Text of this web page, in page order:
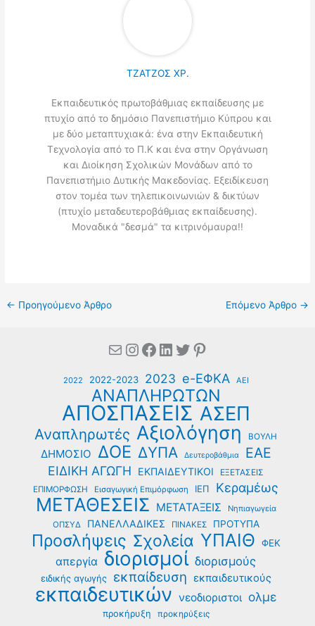
ΤΖΑΤΖΟΣ ΧΡ.
Εκπαιδευτικός πρωτοβάθμιας εκπαίδευσης με
πτυχίο από το δημόσιο Πανεπιστήμιο Κύπρου και
με δύο μεταπτυχιακά: ένα στην Εκπαιδευτική
Τεχνολογία από το Π.Κ και ένα στην Οργάνωση
και Διοίκηση Σχολικών Μονάδων από το
Πανεπιστήμιο Δυτικής Μακεδονίας. Εξειδίκευση
στον τομέα των τηλεπικοινωνιών & δικτύων
(πτυχίο μεταδευτεροβάθμιας εκπαίδευσης).
Μοναδικά "δεσμά" τα κιτρινόμαυρα!!
← Προηγούμενο Άρθρο Επόμενο Άρθρο →
MailInstagram
Facebook
Linkedin
Twitter
Pinterest
2022 2022-2023 2023 e-ΕΦΚΑ ΑΕΙ
ΑΝΑΠΛΗΡΩΤΩΝ
ΑΠΟΣΠΑΣΕΙΣ ΑΣΕΠ
Αναπληρωτές Αξιολόγηση ΒΟΥΛΗ
ΔΗΜΟΣΙΟ ΔΟΕ ΔΥΠΑ Δευτεροβάθμια ΕΑΕ
ΕΙΔΙΚΗ ΑΓΩΓΗ ΕΚΠΑΙΔΕΥΤΙΚΟΙ ΕΞΕΤΑΣΕΙΣ
ΕΠΙΜΟΡΦΩΣΗ Εισαγωγική Επιμόρφωση ΙΕΠ Κεραμέως
ΜΕΤΑΘΕΣΕΙΣ ΜΕΤΑΤΑΞΕΙΣ
Νηπιαγωγεία
ΟΠΣΥΔ
ΠΑΝΕΛΛΑΔΙΚΕΣ ΠΙΝΑΚΕΣ ΠΡΟΤΥΠΑ
Προσλήψεις Σχολεία ΥΠΑΙΘ ΦΕΚ
απεργία διορισμοί διορισμούς
ειδικής αγωγής εκπαίδευση εκπαιδευτικούς
εκπαιδευτικών νεοδιοριστοι ολμε
προκήρυξη προκηρύξεις